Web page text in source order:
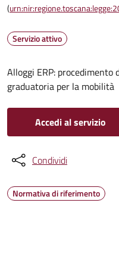
(
Servizio attivo
Alloggi ERP: procedimento
graduatoria per la mobilità
Accedi al servizio
Condividi
Normativa di riferimento